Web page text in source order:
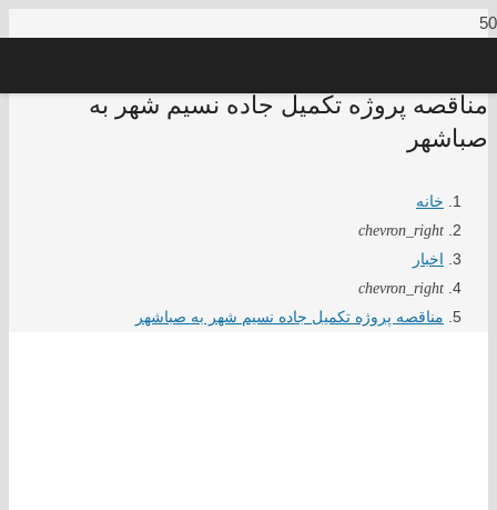
مناقصه پروژه تکمیل جاده نسیم شهر به
صباشهر
خانه
chevron_right
اخبار
chevron_right
مناقصه پروژه تکمیل جاده نسیم شهر به صباشهر